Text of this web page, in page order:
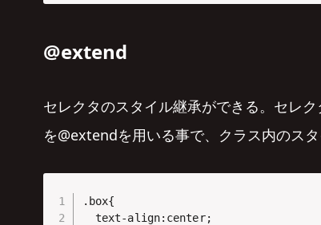
@extend
セレクタのスタイル継承ができる。セレ
を@extendを用いる事で、クラス内のス
.box{
  text-align:center;